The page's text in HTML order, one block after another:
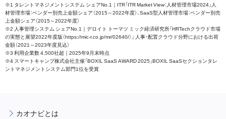
※1 タレントマネジメントシステム シェアNo.1｜ITR「ITR Market View：人材管理市場2024」人
材管理市場：ベンダー別売上金額シェア（2015～2022年度）、SaaS型人材管理市場：ベンダー別売
上金額シェア（2015～2022年度）
※2 人事管理システム シェアNo.1｜デロイト トーマツ ミック経済研究所「HRTechクラウド市場
の実態と展望2022年度版（https://mic-r.co.jp/mr/02640/）」 人事・配置クラウド分野における出荷
金額（2021～2023年度見込）
※3 利用企業数 4,500社超｜2025年9月末時点
※4 スマートキャンプ株式会社主催「BOXIL SaaS AWARD 2025」BOXIL SaaSセクションタレ
ントマネジメントシステム部門1位を受賞
カオナビとは